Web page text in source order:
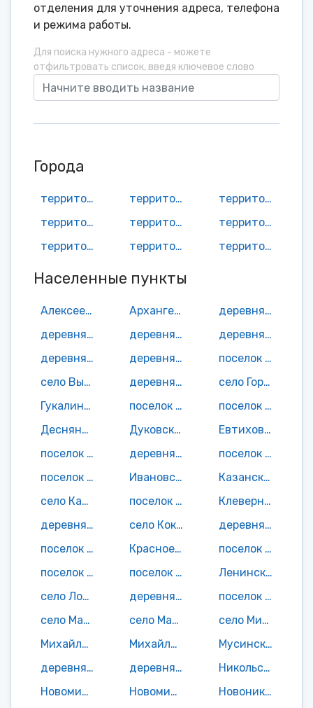
отделения для уточнения адреса, телефона
и режима работы.
Для поиска нужного адреса - можете
отфильтровать список, введя ключевое слово
Города
территория Выгоничское городское поселение территория Кокинское сельское поселение
территория Красносельское сельское поселение
территория Лопушское сельское поселение
территория Орменское сельское поселение
территория Скрябинское сельское поселение
территория Сосновское сельское поселение
территория Утынское сельское поселение территория Хмелевское сельское поселение
Населенные пункты
Алексеевский поселок Архангельский поселок
деревня Бабинка
деревня Березовая Роща
деревня Богдановка
деревня Большой Крупец
деревня Бородино
деревня Бурачовка
поселок Выгоничи
село Выгоничи
деревня Горицы
село Городец
Гукалинский поселок
поселок Деберка
поселок Десна
Деснянский поселок
Дуковский поселок
Евтиховский поселок
поселок Закочье
деревня Залядка
поселок Заречье
поселок Заречье
Ивановский поселок
Казанский поселок
село Карповка
поселок Киселевка
Клеверный поселок
деревня Клинок
село Кокино
деревня Колодное
поселок Красная Звезда
Красное село
поселок Красное Знамя
поселок Красный Рог
поселок Кубовая
Ленинский поселок
село Лопушь
деревня Маковье
поселок Малиновка
село Малфа
село Малый Крупец
село Мирковы Уты
Михайловский поселок
Михайловский поселок
Мусинский поселок
деревня Мякишево
деревня Николаевка
Никольский поселок
Новомихайловский поселок
Новомихайловский поселок
Новониколаевский поселок